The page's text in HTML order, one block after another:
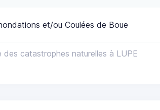
des catastrophes naturelles à LUPE
et/ou Coulées de Boue